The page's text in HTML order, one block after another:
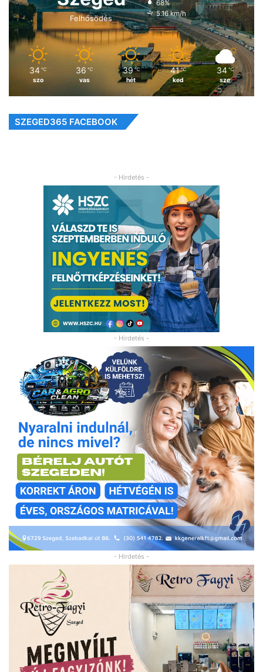
Felhősödés
68%
5.16 km/h
34 ℃
szo
36 ℃
vas
39 ℃
hét
41 ℃
ked
34 ℃
sze
SZEGED365 FACEBOOK
- Hirdetés -
- Hirdetés -
- Hirdetés -